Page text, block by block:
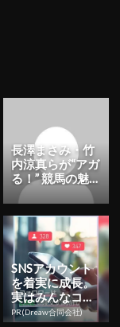
長澤まさみ・竹
内涼真らが“アガ
る！” 競馬の魅力
を全身で表現──
JRA新CM公開...
SNSアカウント
を着実に成長。
実はみんなココ
使ってます。
PR(Dreaw合同会社)